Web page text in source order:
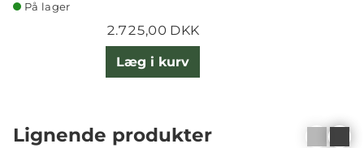
På lager
2.725,00 DKK
Læg i kurv
Lignende produkter